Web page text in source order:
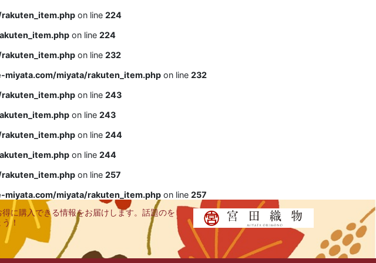
on line 224
on line 224
on line 232
miyata/rakuten_item.php on line 232
on line 243
on line 243
on line 244
on line 244
on line 257
miyata/rakuten_item.php on line 257
に購入できる情報をお届けします。話題のを
！